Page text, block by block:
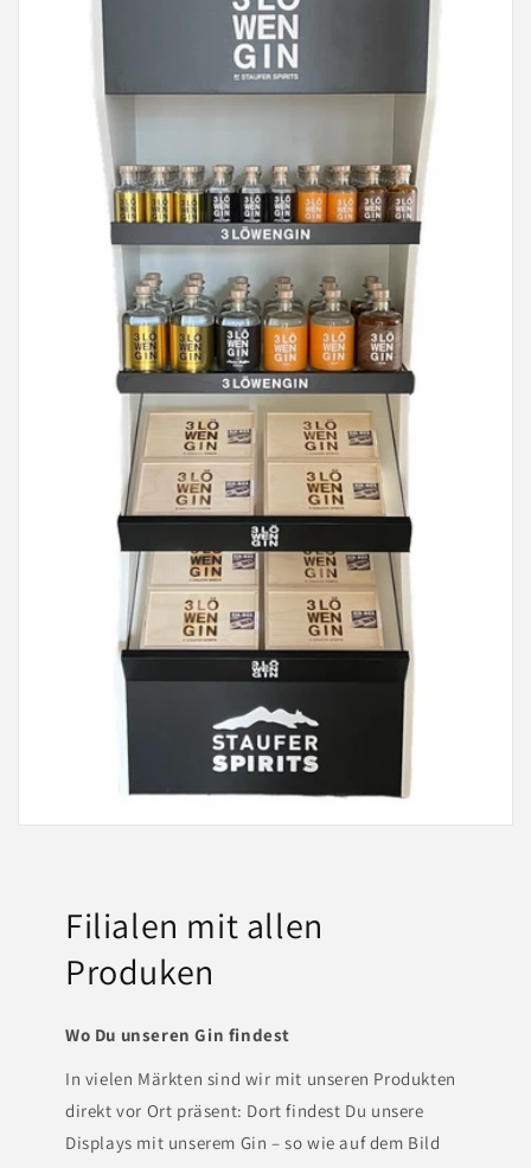
Filialen mit allen
Produken
Wo Du unseren Gin findest
In vielen Märkten sind wir mit unseren Produkten
direkt vor Ort präsent: Dort findest Du unsere
Displays mit unserem Gin – so wie auf dem Bild